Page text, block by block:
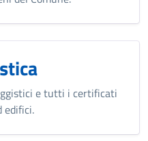
e tutti i certificati
edifici.